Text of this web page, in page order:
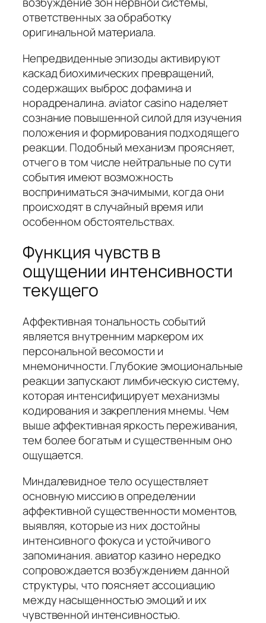
ответственных за обработку
оригинальной материала.
Непредвиденные эпизоды активируют
каскад биохимических превращений,
содержащих выброс дофамина и
норадреналина. aviator casino наделяет
сознание повышенной силой для изучения
положения и формирования подходящего
реакции. Подобный механизм проясняет,
отчего в том числе нейтральные по сути
события имеют возможность
восприниматься значимыми, когда они
происходят в случайный время или
особенном обстоятельствах.
Функция чувств в
ощущении интенсивности
текущего
Аффективная тональность событий
является внутренним маркером их
персональной весомости и
мнемоничности. Глубокие эмоциональные
реакции запускают лимбическую систему,
которая интенсифицирует механизмы
кодирования и закрепления мнемы. Чем
выше аффективная яркость переживания,
тем более богатым и существенным оно
ощущается.
Миндалевидное тело осуществляет
основную миссию в определении
аффективной существенности моментов,
выявляя, которые из них достойны
интенсивного фокуса и устойчивого
запоминания. авиатор казино нередко
сопровождается возбуждением данной
структуры, что поясняет ассоциацию
между насыщенностью эмоций и их
чувственной интенсивностью.